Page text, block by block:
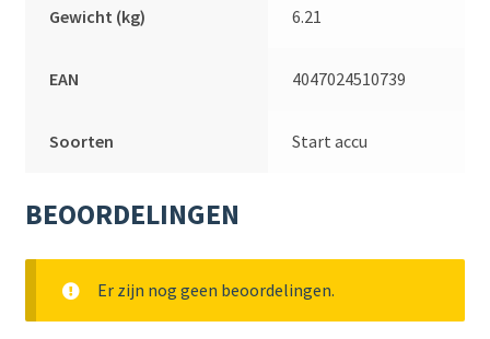
Gewicht (kg) 6.21
EAN 4047024510739
Soorten Start accu
BEOORDELINGEN
Er zijn nog geen beoordelingen.